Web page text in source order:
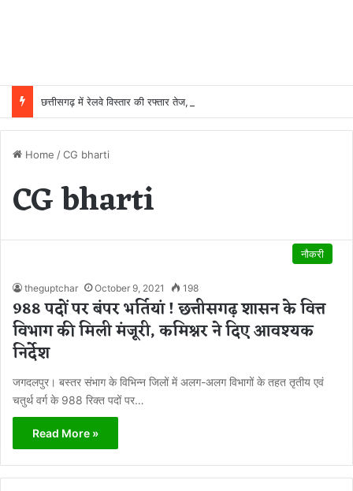
Home /CG bharti
CG bharti
नौकरी
theguptchar October 9, 2021 198
988 पदों पर बंपर भर्तियां ! छत्तीसगढ़ शासन के वित्त
विभाग की मिली मंजूरी, कमिश्नर ने दिए आवश्यक
निर्देश
जगदलपुर। बस्तर संभाग के विभिन्न जिलों में अलग-अलग विभागों के तहत तृतीय एवं
चतुर्थ वर्ग के 988 रिक्त पदों पर…
Read More »